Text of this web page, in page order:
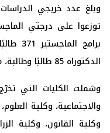
توزعوا على درجتي
الدكتوراه 85 طالبًا وطالبة، من مختلف كليات الجامعة.
وشملت الكليات التي
والاجتماعية، وكلية
وكلية القانون، وكلية